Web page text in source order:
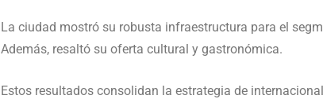
La ciudad mostró su robusta infraestructura para el
Además, resaltó su oferta cultural y gastronómica.
Estos resultados consolidan la estrategia de